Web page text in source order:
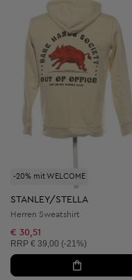
-20% mit WELCOME
STANLEY/STELLA
Herren Sweatshirt
€ 30,51
Unverbindliche Preisempfehlung:
RRP € 39,00 (-21%)